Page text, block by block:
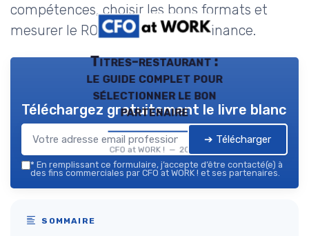
compétences, choisir les bons formats et
mesurer le ROI pour la fonction finance.
Titres-restaurant :
le guide complet pour
sélectionner le bon
partenaire
CFO at WORK ! — 2026
Téléchargez gratuitement le livre blanc
➔ Télécharger
* En remplissant ce formulaire, j’accepte d’être contacté(e) à
des fins commerciales par CFO at WORK ! et ses partenaires.
SOMMAIRE